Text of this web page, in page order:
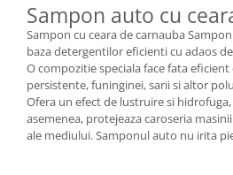
Sampon auto cu
Sampon cu ceara de carnauba
baza detergentilor eficienti cu adaos
O compozitie speciala face fata
persistente, funinginei, sarii si altor
Ofera un efect de lustruire si
asemenea, protejeaza caroseria
ale mediului. Samponul auto nu irita